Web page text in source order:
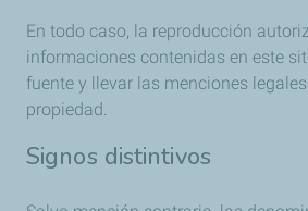
En todo caso, la reproducción
informaciones contenidas en este
fuente y llevar las menciones
propiedad.
Signos distintivos